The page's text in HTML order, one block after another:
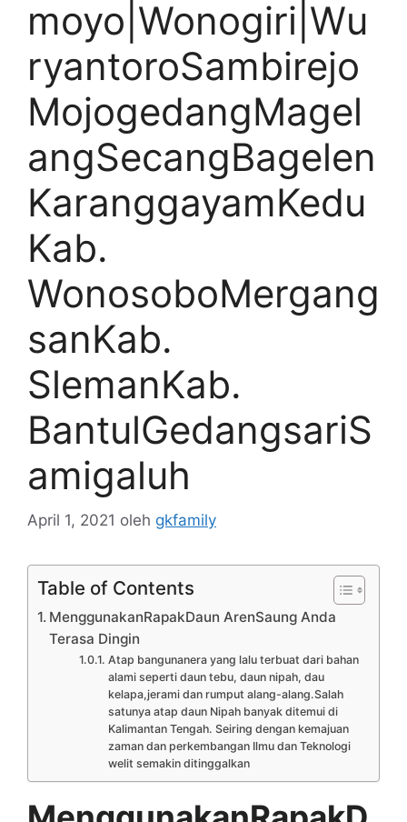
moyo|Wonogiri|Wu
ryantoroSambirejo
MojogedangMagel
angSecangBagelen
KaranggayamKedu
Kab.
WonosoboMergang
sanKab.
SlemanKab.
BantulGedangsariS
amigaluh
April 1, 2021 oleh gkfamily
Table of Contents
MenggunakanRapakDaun ArenSaung Anda
Terasa Dingin
Atap bangunanera yang lalu terbuat dari bahan
alami seperti daun tebu, daun nipah, dau
kelapa,jerami dan rumput alang-alang.Salah
satunya atap daun Nipah banyak ditemui di
Kalimantan Tengah. Seiring dengan kemajuan
zaman dan perkembangan Ilmu dan Teknologi
welit semakin ditinggalkan